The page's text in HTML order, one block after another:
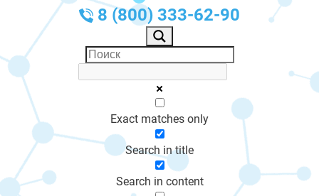
8 (800) 333-62-90
Exact matches only
Search in title
Search in content